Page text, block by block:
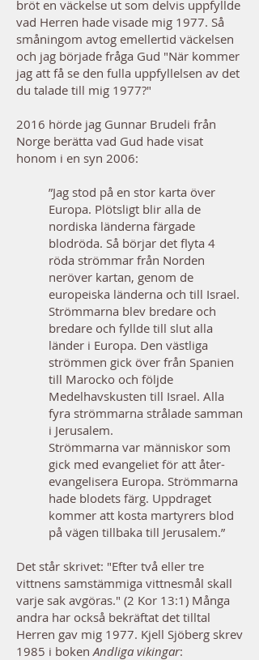
bröt en väckelse ut som delvis uppfyllde
vad Herren hade visade mig 1977. Så
småningom avtog emellertid väckelsen
och jag började fråga Gud "När kommer
jag att få se den fulla uppfyllelsen av det
du talade till mig 1977?"
2016 hörde jag Gunnar Brudeli från
Norge berätta vad Gud hade visat
honom i en syn 2006:
”Jag stod på en stor karta över
Europa. Plötsligt blir alla de
nordiska länderna färgade
blodröda. Så börjar det flyta 4
röda strömmar från Norden
neröver kartan, genom de
europeiska länderna och till Israel.
Strömmarna blev bredare och
bredare och fyllde till slut alla
länder i Europa. Den västliga
strömmen gick över från Spanien
till Marocko och följde
Medelhavskusten till Israel. Alla
fyra strömmarna strålade samman
i Jerusalem.
Strömmarna var människor som
gick med evangeliet för att åter-
evangelisera Europa. Strömmarna
hade blodets färg. Uppdraget
kommer att kosta martyrers blod
på vägen tillbaka till Jerusalem.”
Det står skrivet: "Efter två eller tre
vittnens samstämmiga vittnesmål skall
varje sak avgöras." (2 Kor 13:1) Många
andra har också bekräftat det tilltal
Herren gav mig 1977. Kjell Sjöberg skrev
1985 i bokenAndliga vikingar: